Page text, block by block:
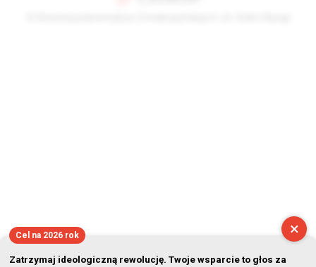
×
Cel na 2026 rok
Zatrzymaj ideologiczną rewolucję. Twoje wsparcie to głos za